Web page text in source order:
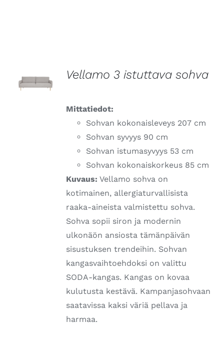
LISÄTIEDOT
Vellamo 3 istuttava sohva
Mittatiedot:
Sohvan kokonaisleveys 207 cm
Sohvan syvyys 90 cm
Sohvan istumasyvyys 53 cm
Sohvan kokonaiskorkeus 85 cm
Kuvaus: Vellamo sohva on
kotimainen, allergiaturvallisista
raaka-aineista valmistettu sohva.
Sohva sopii siron ja modernin
ulkonäön ansiosta tämänpäivän
sisustuksen trendeihin. Sohvan
kangasvaihtoehdoksi on valittu
SODA-kangas. Kangas on kovaa
kulutusta kestävä. Kampanjasohvaan
saatavissa kaksi väriä pellava ja
harmaa.